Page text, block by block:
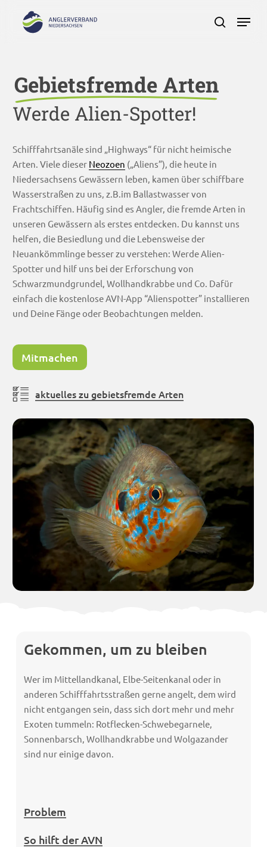
search
Menu
Gebietsfremde Arten
Werde Alien-Spotter!
Schifffahrtsanäle sind „Highways“ für nicht heimische
Arten. Viele dieser Neozoen („Aliens”), die heute in
Niedersachsens Gewässern leben, kamen über schiffbare
Wasserstraßen zu uns, z.B.im Ballastwasser von
Frachtschiffen. Häufig sind es Angler, die fremde Arten in
unseren Gewässern als erstes entdecken. Du kannst uns
helfen, die Besiedlung und die Lebensweise der
Neuankömmlinge besser zu verstehen: Werde Alien-
Spotter und hilf uns bei der Erforschung von
Schwarzmundgrundel, Wollhandkrabbe und Co. Dafür
einfach die kostenlose AVN-App “Alienspotter” installieren
und Deine Fänge oder Beobachtungen melden.
Mitmachen
aktuelles zu gebietsfremde Arten
Gekommen, um zu bleiben
Wer im Mittellandkanal, Elbe-Seitenkanal oder in
anderen Schifffahrtsstraßen gerne angelt, dem wird
nicht entgangen sein, dass sich dort mehr und mehr
Exoten tummeln: Rotflecken-Schwebegarnele,
Sonnenbarsch, Wollhandkrabbe und Wolgazander
sind nur einige davon.
Problem
So hilft der AVN